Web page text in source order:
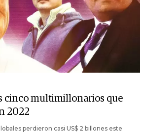
cinco multimillonarios que
2022
perdieron casi US$ 2 billones este